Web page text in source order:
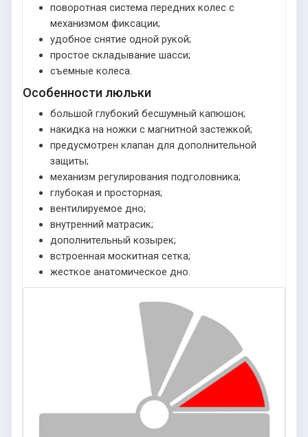
поворотная система передних колес с
механизмом фиксации;
удобное снятие одной рукой;
простое складывание шасси;
съемные колеса.
Особенности люльки
большой глубокий бесшумный капюшон;
накидка на ножки с магнитной застежкой;
предусмотрен клапан для дополнительной
защиты;
механизм регулирования подголовника;
глубокая и просторная;
вентилируемое дно;
внутренний матрасик;
дополнительный козырек;
встроенная москитная сетка;
жесткое анатомическое дно.